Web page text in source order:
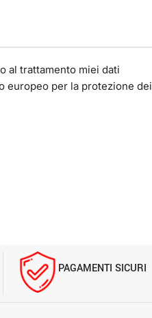
al trattamento miei dati
europeo per la protezione dei
PAGAMENTI SICURI